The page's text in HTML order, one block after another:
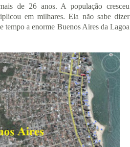
de 26 anos. A população cresceu
em milhares. Ela não sabe dizer
tempo a enorme Buenos Aires da Lagoa